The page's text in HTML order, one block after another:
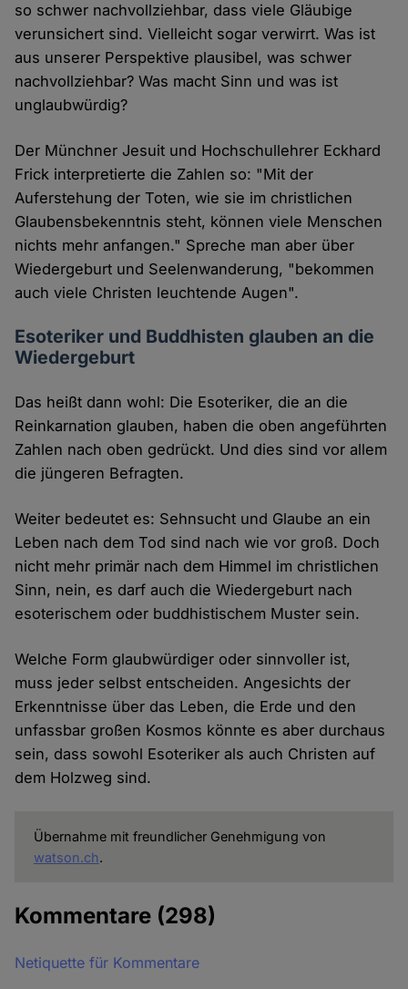
so schwer nachvollziehbar, dass viele Gläubige
verunsichert sind. Vielleicht sogar verwirrt. Was ist
aus unserer Perspektive plausibel, was schwer
nachvollziehbar? Was macht Sinn und was ist
unglaubwürdig?
Der Münchner Jesuit und Hochschullehrer Eckhard
Frick interpretierte die Zahlen so: "Mit der
Auferstehung der Toten, wie sie im christlichen
Glaubensbekenntnis steht, können viele Menschen
nichts mehr anfangen." Spreche man aber über
Wiedergeburt und Seelenwanderung, "bekommen
auch viele Christen leuchtende Augen".
Esoteriker und Buddhisten glauben an die
Wiedergeburt
Das heißt dann wohl: Die Esoteriker, die an die
Reinkarnation glauben, haben die oben angeführten
Zahlen nach oben gedrückt. Und dies sind vor allem
die jüngeren Befragten.
Weiter bedeutet es: Sehnsucht und Glaube an ein
Leben nach dem Tod sind nach wie vor groß. Doch
nicht mehr primär nach dem Himmel im christlichen
Sinn, nein, es darf auch die Wiedergeburt nach
esoterischem oder buddhistischem Muster sein.
Welche Form glaubwürdiger oder sinnvoller ist,
muss jeder selbst entscheiden. Angesichts der
Erkenntnisse über das Leben, die Erde und den
unfassbar großen Kosmos könnte es aber durchaus
sein, dass sowohl Esoteriker als auch Christen auf
dem Holzweg sind.
Übernahme mit freundlicher Genehmigung von
watson.ch.
Kommentare (298)
Netiquette für Kommentare